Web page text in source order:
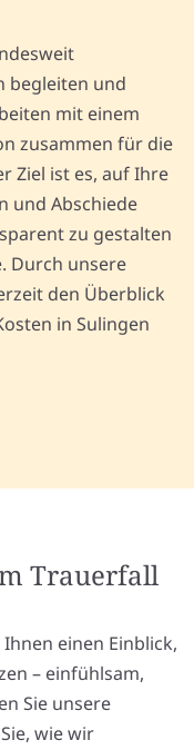
begleiten und
mit einem
zusammen für die
Ziel ist es, auf Ihre
und Abschiede
zu gestalten
Durch unsere
den Überblick
in Sulingen
Trauerfall
einen Einblick,
– einfühlsam,
Sie unsere
wie wir